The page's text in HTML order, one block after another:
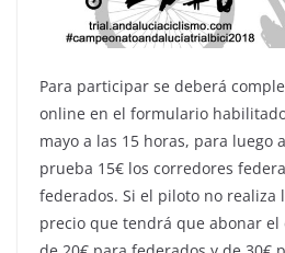
Para participar se deberá
online en el formulario
mayo a las 15 horas, para luego
prueba 15€ los corredores
federados. Si el piloto no realiza
precio que tendrá que abonar